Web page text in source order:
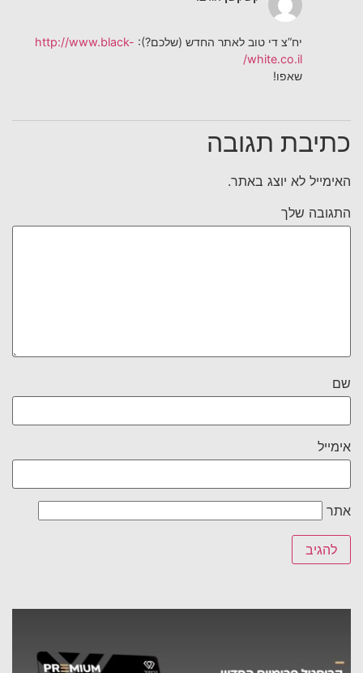
יח”צ די טוב לאתר החדש (שלכם?): http://www.black-
white.co.il/
שאפו!
כתיבת תגובה
האימייל לא יוצג באתר.
התגובה שלך
שם
אימייל
אתר